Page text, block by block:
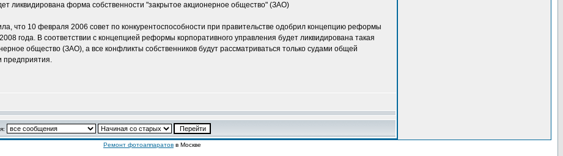
ликвидирована форма собственности "закрытое акционерное общество" (ЗАО)
что 10 февраля 2006 совет по конкурентоспособности при правительстве одобрил концепцию реформы
года. В соответствии с концепцией реформы корпоративного управления будет ликвидирована такая
общество (ЗАО), а все конфликты собственников будут рассматриваться только судами общей
предприятия.
Ремонт фотоаппаратов в Москве